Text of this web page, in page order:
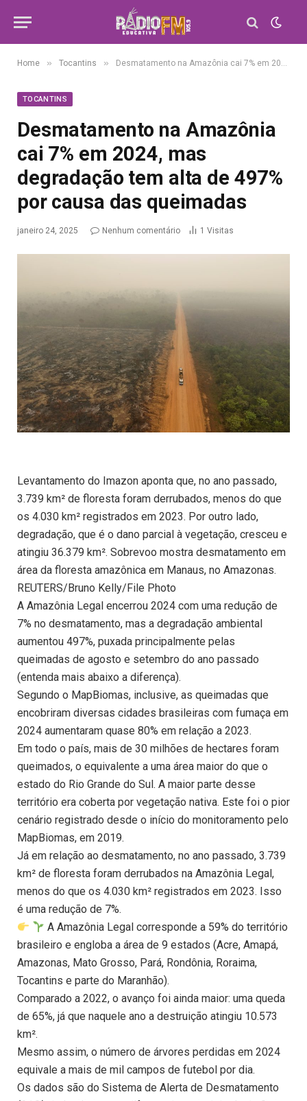
Home » Tocantins » Desmatamento na Amazônia cai 7% em 2024, mas degradação tem alta de 497% por causa das queimadas
TOCANTINS
Desmatamento na Amazônia
cai 7% em 2024, mas
degradação tem alta de 497%
por causa das queimadas
janeiro 24, 2025 Nenhum comentário 1 Visitas
Levantamento do Imazon aponta que, no ano passado,
3.739 km² de floresta foram derrubados, menos do que
os 4.030 km² registrados em 2023. Por outro lado,
degradação, que é o dano parcial à vegetação, cresceu e
atingiu 36.379 km². Sobrevoo mostra desmatamento em
área da floresta amazônica em Manaus, no Amazonas.
REUTERS/Bruno Kelly/File Photo
A Amazônia Legal encerrou 2024 com uma redução de
7% no desmatamento, mas a degradação ambiental
aumentou 497%, puxada principalmente pelas
queimadas de agosto e setembro do ano passado
(entenda mais abaixo a diferença).
Segundo o MapBiomas, inclusive, as queimadas que
encobriram diversas cidades brasileiras com fumaça em
2024 aumentaram quase 80% em relação a 2023.
Em todo o país, mais de 30 milhões de hectares foram
queimados, o equivalente a uma área maior do que o
estado do Rio Grande do Sul. A maior parte desse
território era coberta por vegetação nativa. Este foi o pior
cenário registrado desde o início do monitoramento pelo
MapBiomas, em 2019.
Já em relação ao desmatamento, no ano passado, 3.739
km² de floresta foram derrubados na Amazônia Legal,
menos do que os 4.030 km² registrados em 2023. Isso
é uma redução de 7%.
A Amazônia Legal corresponde a 59% do território
brasileiro e engloba a área de 9 estados (Acre, Amapá,
Amazonas, Mato Grosso, Pará, Rondônia, Roraima,
Tocantins e parte do Maranhão).
Comparado a 2022, o avanço foi ainda maior: uma queda
de 65%, já que naquele ano a destruição atingiu 10.573
km².
Mesmo assim, o número de árvores perdidas em 2024
equivale a mais de mil campos de futebol por dia.
Os dados são do Sistema de Alerta de Desmatamento